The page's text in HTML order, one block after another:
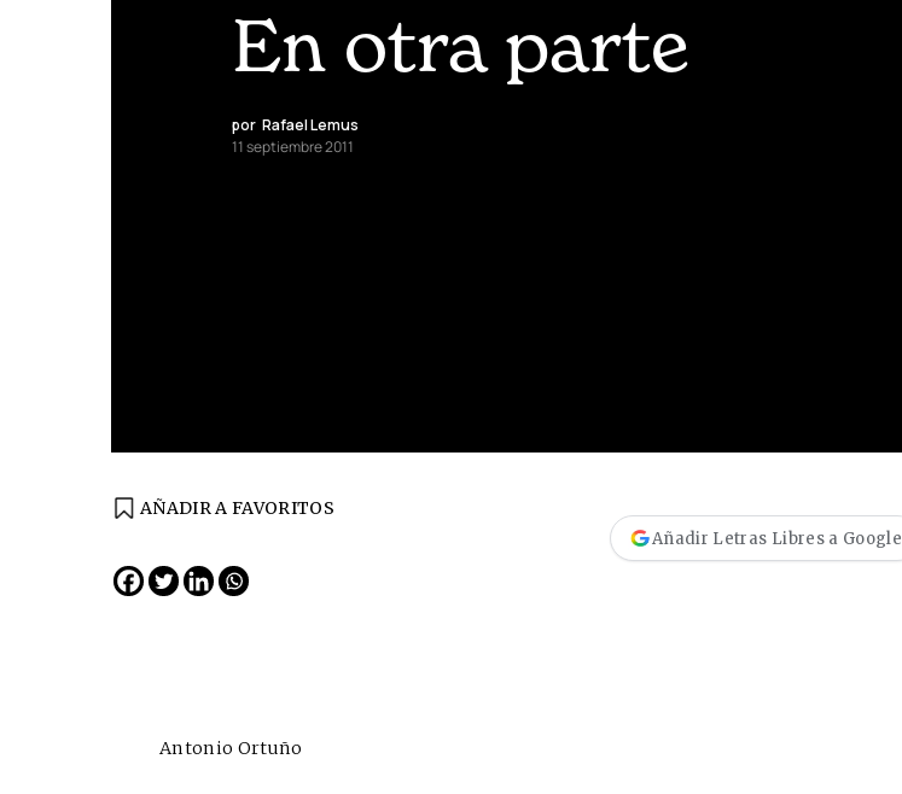
En otra parte
por Rafael Lemus
11 septiembre 2011
AÑADIR A FAVORITOS
Añadir Letras Libres a Google
Antonio Ortuño
EDICIÓN MÉXICO
N° 332 / Agosto 2026